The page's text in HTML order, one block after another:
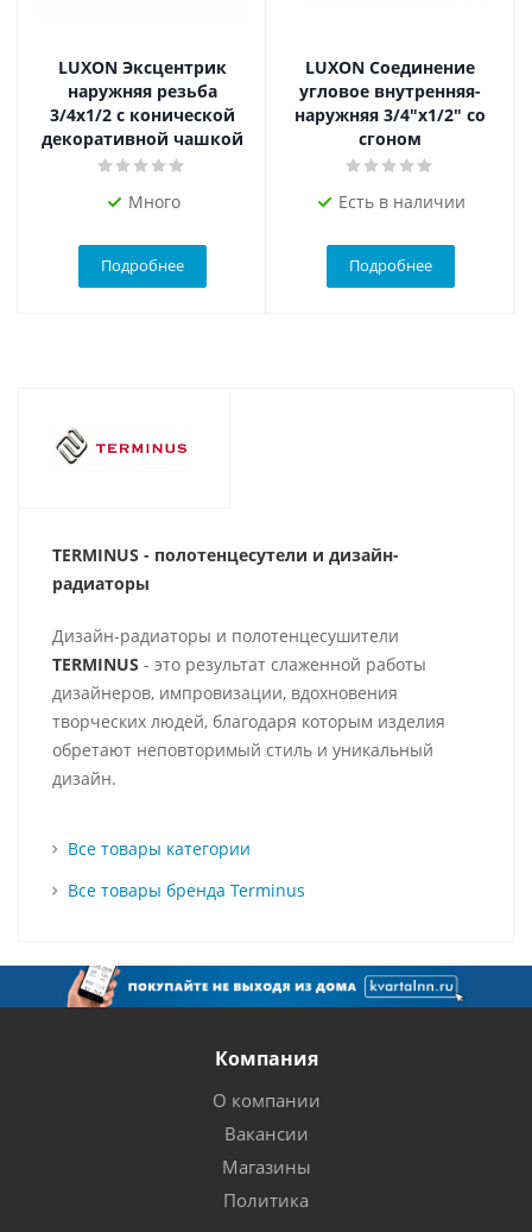
LUXON Эксцентрик
наружняя резьба
3/4х1/2 с конической
декоративной чашкой
Много
Подробнее
LUXON Соединение
угловое внутренняя-
наружняя 3/4"х1/2" со
сгоном
Есть в наличии
Подробнее
TERMINUS - полотенцесутели и дизайн-
радиаторы
Дизайн-радиаторы и полотенцесушители
TERMINUS - это результат слаженной работы
дизайнеров, импровизации, вдохновения
творческих людей, благодаря которым изделия
обретают неповторимый стиль и уникальный
дизайн.
Все товары категории
Все товары бренда Terminus
Компания
О компании
Вакансии
Магазины
Политика